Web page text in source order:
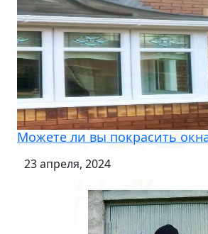
Можете ли вы покрасить
23 апреля, 2024